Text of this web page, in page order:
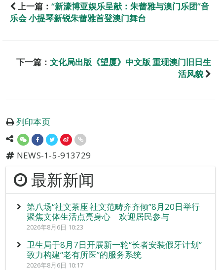
上一篇： “新濠博亚娱乐呈献：朱蕾雅与澳门乐团”音
乐会 小提琴新锐朱蕾雅首登澳门舞台
下一篇： 文化局出版《望厦》中文版 重现澳门旧日生
活风貌
列印本页
NEWS-1-5-913729
最新新闻
第八场“社文茶座‧社文范畴齐齐倾”8月20日举行
聚焦文体生活点亮身心 欢迎居民参与
2026年8月6日 10:23
卫生局于8月7日开展新一轮“长者安装假牙计划”
致力构建“老有所医”的服务系统
2026年8月6日 10:17